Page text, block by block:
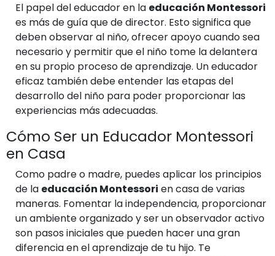
El papel del educador en la educación Montessori
es más de guía que de director. Esto significa que
deben observar al niño, ofrecer apoyo cuando sea
necesario y permitir que el niño tome la delantera
en su propio proceso de aprendizaje. Un educador
eficaz también debe entender las etapas del
desarrollo del niño para poder proporcionar las
experiencias más adecuadas.
Cómo Ser un Educador Montessori
en Casa
Como padre o madre, puedes aplicar los principios
de la educación Montessori en casa de varias
maneras. Fomentar la independencia, proporcionar
un ambiente organizado y ser un observador activo
son pasos iniciales que pueden hacer una gran
diferencia en el aprendizaje de tu hijo. Te